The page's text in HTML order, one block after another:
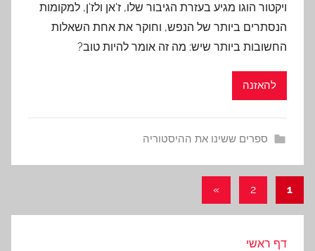
ויקטור הוגו מגיע בעזרת הגיבור שלו, ז'אן ולז'ן, למקומות
הנסתרים ביותר של הנפש, וחוקר את אחת השאלות
החשובות ביותר שיש: מה זה אומר להיות טוב?
להאזנה
ספרים ששינו את ההיסטוריה
ניווט
1
2
Next
»
דף ראשי